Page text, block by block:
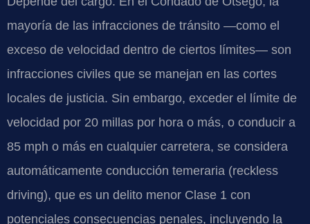
mayoría de las infracciones de tránsito —como el
exceso de velocidad dentro de ciertos límites— son
infracciones civiles que se manejan en las cortes
locales de justicia. Sin embargo, exceder el límite de
velocidad por 20 millas por hora o más, o conducir a
85 mph o más en cualquier carretera, se considera
automáticamente conducción temeraria (reckless
driving), que es un delito menor Clase 1 con
potenciales consecuencias penales, incluyendo la